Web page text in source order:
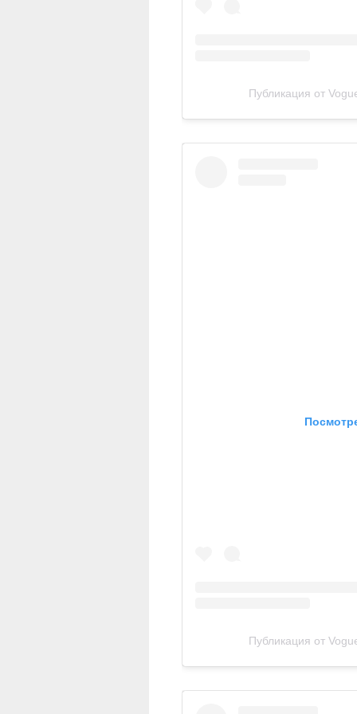
Публикация от
Публикация от